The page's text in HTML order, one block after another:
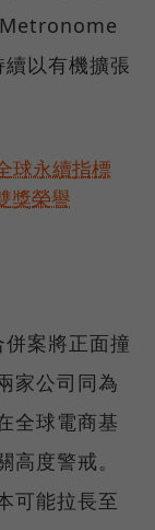
Metronome
以有機擴張
球永續指標
獎榮譽
案將正面撞
家公司同為
全球電商基
度警戒。
可能拉長至